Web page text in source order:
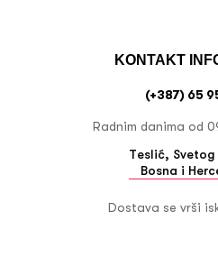
KONTAKT
(+387) 65
Radnim danima od
Teslić, Svetog
Bosna i
Dostava se vrši